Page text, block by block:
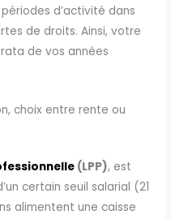
d’activité dans
de droits. Ainsi, votre
de vos années
choix entre rente ou
(LPP), est
certain seuil salarial (21
alimentent une caisse